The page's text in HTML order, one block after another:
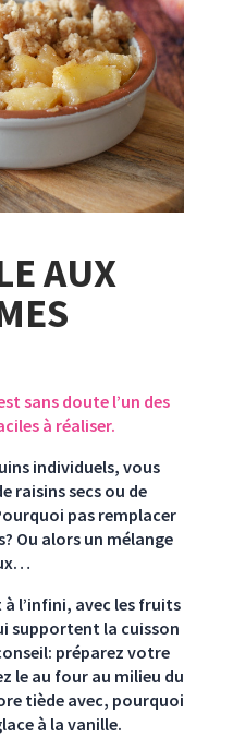
AUX
sans doute l’un des
à réaliser.
individuels, vous
raisins secs ou de
pas remplacer
Ou alors un mélange
l’infini, avec les fruits
supportent la cuisson
préparez votre
le au four au milieu du
tiède avec, pourquoi
à la vanille.